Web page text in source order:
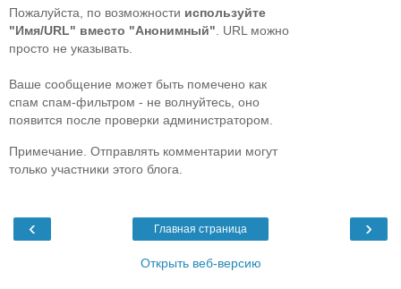
Пожалуйста, по возможности используйте
"Имя/URL" вместо "Анонимный" . URL можно
просто не указывать.
Ваше сообщение может быть помечено как
спам спам-фильтром - не волнуйтесь, оно
появится после проверки администратором.
Примечание. Отправлять комментарии могут
только участники этого блога.
‹ ›
Главная страница
Открыть веб-версию